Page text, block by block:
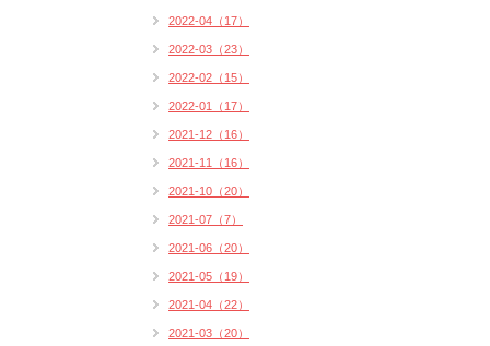
2022-04（17）
2022-03（23）
2022-02（15）
2022-01（17）
2021-12（16）
2021-11（16）
2021-10（20）
2021-07（7）
2021-06（20）
2021-05（19）
2021-04（22）
2021-03（20）